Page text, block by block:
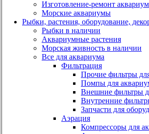
Изготовление-ремонт
Морские аквариумы
Рыбки, растения, оборудование,
Рыбки в наличии
Аквариумные растения
Морская живность в наличии
Все для аквариума
Фильтрация
Прочие фильтры
Помпы для
Внешние фильтры
Внутренние
Запчасти для
Аэрация
Компрессоры для